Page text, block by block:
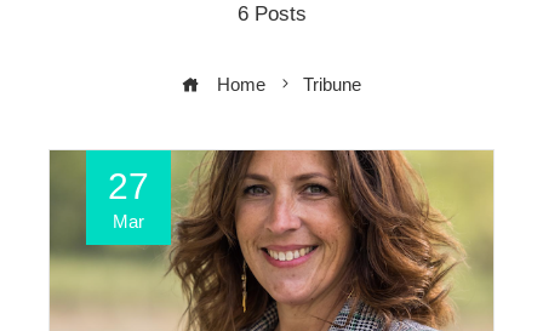
6 Posts
Home Tribune
27
Mar